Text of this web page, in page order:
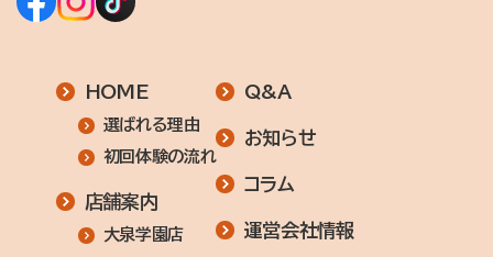
HOME
選ばれる理由
初回体験の流れ
店舗案内
大泉学園店
Q&A
お知らせ
コラム
運営会社情報